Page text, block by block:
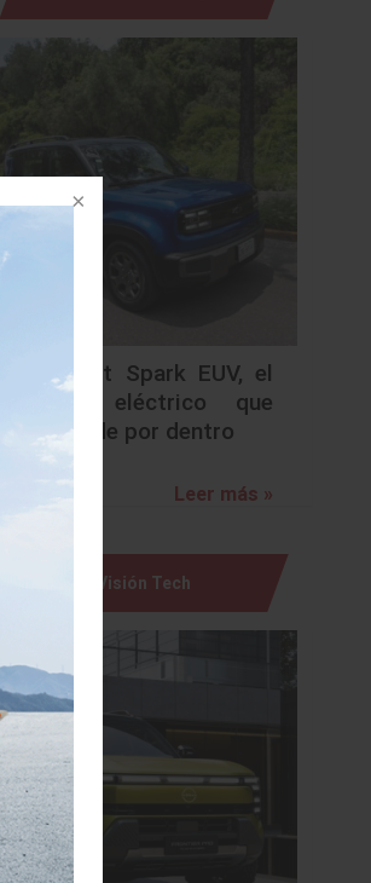
Chevrolet Spark EUV, el
urbano eléctrico que
sorprende por dentro
Leer más »
Visión Tech